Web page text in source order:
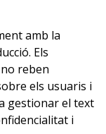
amb la
Els
reben
els usuaris i
gestionar el text
i